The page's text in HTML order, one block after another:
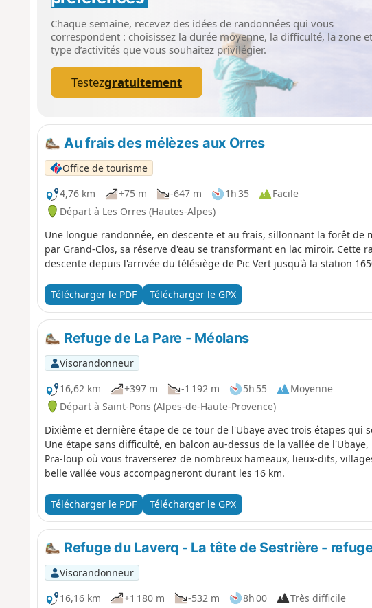
Chaque semaine, recevez des idées de randonnées qui vous
correspondent : choisissez la durée moyenne, la difficulté, la zone
type d’activités que vous souhaitez privilégier.
Testezgratuitement
Au frais des mélèzes aux Orres
Office de tourisme
4,76 km
+75 m -647 m 1h 35
Facile
Départ à Les Orres (Hautes-Alpes)
Une longue randonnée, en descente et au frais, sillonnant la forêt de
par Grand-Clos, sa réserve d'eau se transformant en lac miroir. Cette
descente depuis l'arrivée du télésiège de Pic Vert jusqu'à la station
Télécharger le PDF Télécharger le GPX
Refuge de La Pare - Méolans
Visorandonneur
16,62 km
+397 m -1 192 m 5h 55
Moyenne
Départ à Saint-Pons (Alpes-de-Haute-Provence)
Dixième et dernière étape de ce tour de l'Ubaye avec trois étapes qui
Une étape sans difficulté, en balcon au-dessus de la vallée de
Pra-loup où vous traverserez de nombreux hameaux, lieux-dits,
belle vallée vous accompagneront durant les 16 km.
Télécharger le PDF Télécharger le GPX
Refuge du Laverq - La tête de Sestrière -
Visorandonneur
16,16 km
+1 180 m -532 m 8h 00
Très difficile